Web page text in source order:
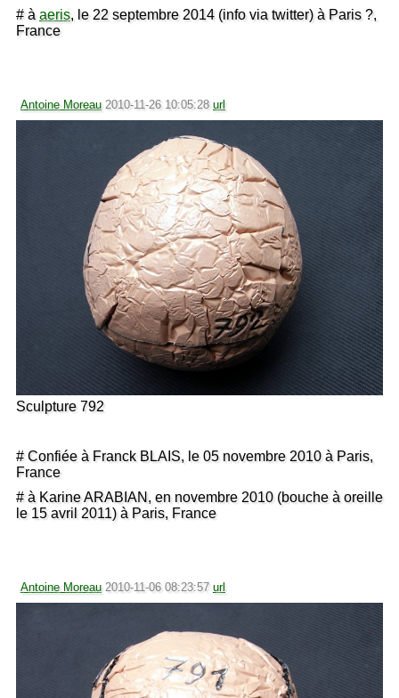
# à aeris, le 22 septembre 2014 (info via twitter) à Paris ?,
France
Antoine Moreau 2010-11-26 10:05:28 url
Sculpture 792
# Confiée à Franck BLAIS, le 05 novembre 2010 à Paris,
France
# à Karine ARABIAN, en novembre 2010 (bouche à oreille
le 15 avril 2011) à Paris, France
Antoine Moreau 2010-11-06 08:23:57 url